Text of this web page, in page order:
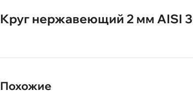
Круг нержавеющий 2 мм AISI
Похожие